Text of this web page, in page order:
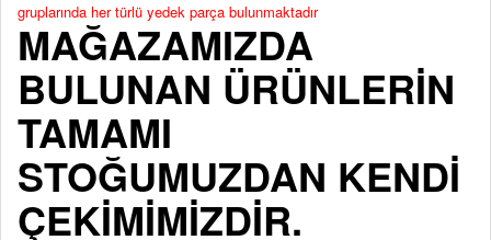
gruplarında her türlü yedek parça bulunmaktadır
MAĞAZAMIZDA
BULUNAN ÜRÜNLERİN
TAMAMI
STOĞUMUZDAN KENDİ
ÇEKİMİMİZDİR.